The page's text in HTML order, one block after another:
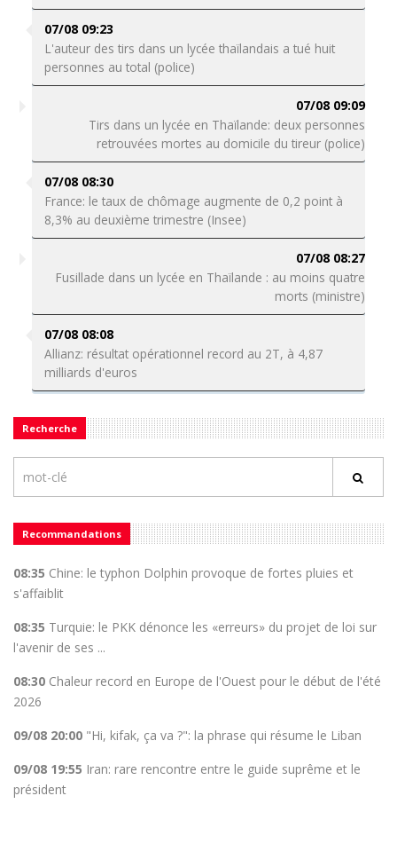
07/08 09:23
L'auteur des tirs dans un lycée thaïlandais a tué huit
personnes au total (police)
07/08 09:09
Tirs dans un lycée en Thaïlande: deux personnes
retrouvées mortes au domicile du tireur (police)
07/08 08:30
France: le taux de chômage augmente de 0,2 point à
8,3% au deuxième trimestre (Insee)
07/08 08:27
Fusillade dans un lycée en Thaïlande : au moins quatre
morts (ministre)
07/08 08:08
Allianz: résultat opérationnel record au 2T, à 4,87
milliards d'euros
Recherche
Recommandations
08:35 Chine: le typhon Dolphin provoque de fortes pluies et
s'affaiblit
08:35 Turquie: le PKK dénonce les «erreurs» du projet de loi sur
l'avenir de ses ...
08:30 Chaleur record en Europe de l'Ouest pour le début de l'été
2026
09/08 20:00 "Hi, kifak, ça va ?": la phrase qui résume le Liban
09/08 19:55 Iran: rare rencontre entre le guide suprême et le
président